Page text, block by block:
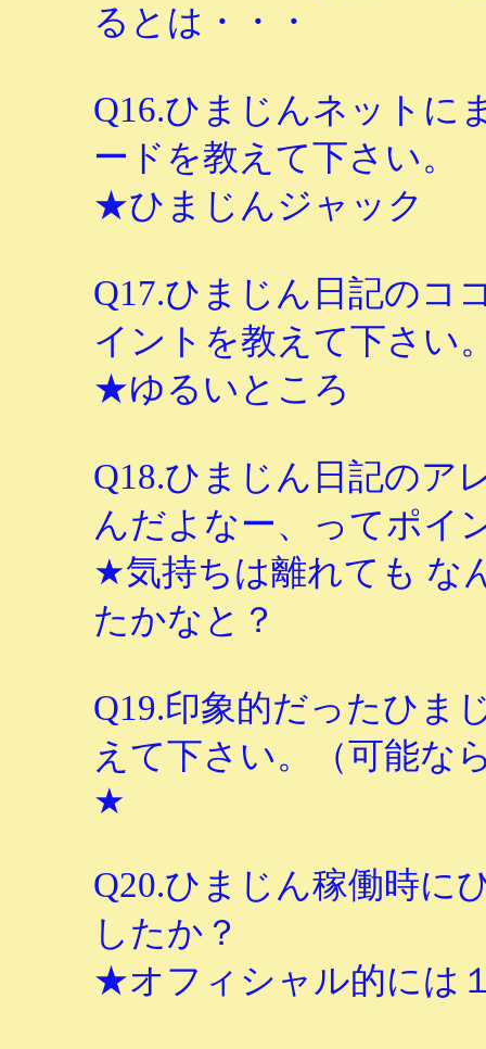
るとは・・・
Q16.ひまじんネットに
ードを教えて下さい。
★ひまじんジャック
Q17.ひまじん日記のコ
イントを教えて下さい
★ゆるいところ
Q18.ひまじん日記のア
んだよなー、ってポイ
★気持ちは離れても な
たかなと？
Q19.印象的だったひま
えて下さい。（可能な
★
Q20.ひまじん稼働時に
したか？
★オフィシャル的には